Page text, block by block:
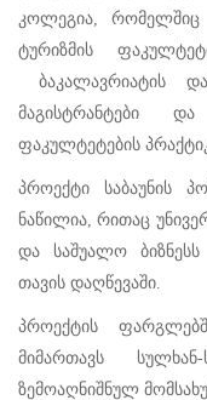
კოლეგია, რომელშიც
ტურიზმის
ბაკალავრიატის
მაგისტრანტები
ფაკულტეტების
პროექტი საბაუნის
ნაწილია, რითაც
და საშუალო ბიზნესს
თავის დაღწევაში.
პროექტის
მიმართავს
ზემოაღნიშნულ